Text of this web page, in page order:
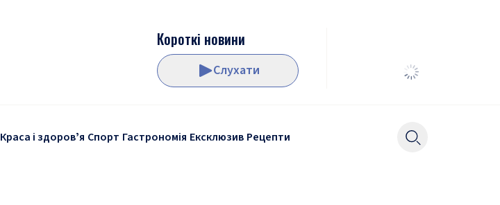
Короткі новини
Слухати
Краса і здоровʼя Спорт Гастрономія Ексклюзив Рецепти